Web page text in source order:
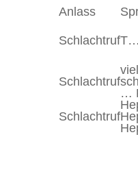
Anlass
Schlachtruf
Schlachtruf
…
Schlachtruf